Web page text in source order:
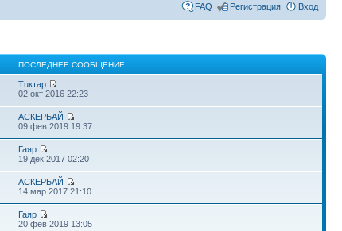
FAQ Регистрация Вход
ПОСЛЕДНЕЕ СООБЩЕНИЕ
Тuктар
02 окт 2016 22:23
АСКЕРБАЙ
09 фев 2019 19:37
Гаяр
19 дек 2017 02:20
АСКЕРБАЙ
14 мар 2017 21:10
Гаяр
20 фев 2019 13:05